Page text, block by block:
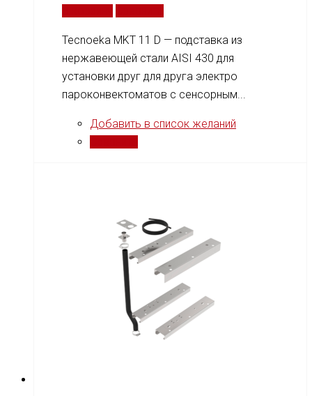
Tecnoeka MKT 11 D — подставка из
нержавеющей стали AISI 430 для
установки друг для друга электро
пароконвектоматов с сенсорным...
Добавить в список желаний